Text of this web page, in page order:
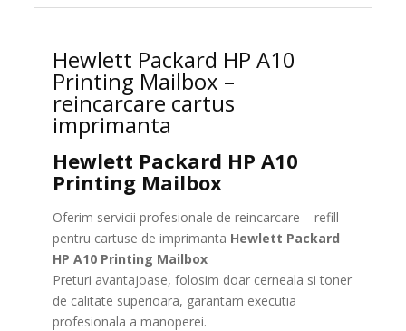
Hewlett Packard HP A10
Printing Mailbox –
reincarcare cartus
imprimanta
Hewlett Packard HP A10
Printing Mailbox
Oferim servicii profesionale de reincarcare – refill
pentru cartuse de imprimanta Hewlett Packard
HP A10 Printing Mailbox
Preturi avantajoase, folosim doar cerneala si toner
de calitate superioara, garantam executia
profesionala a manoperei.